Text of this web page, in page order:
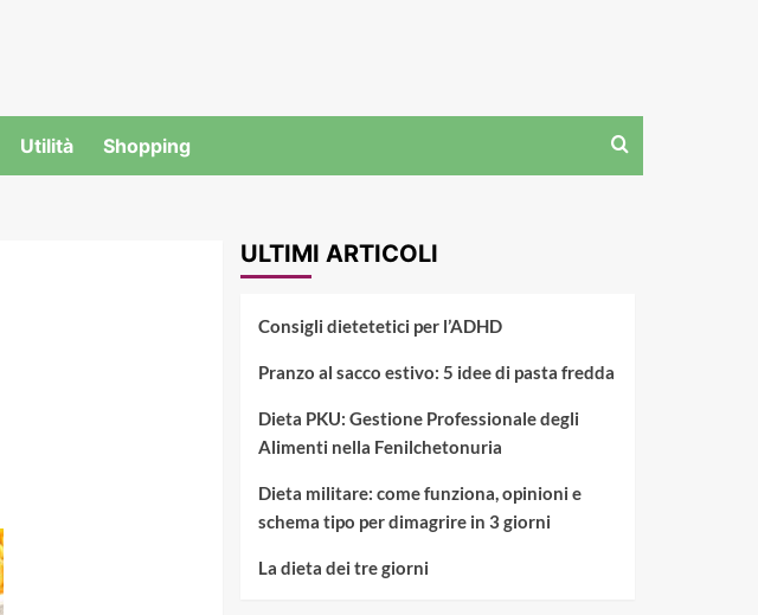
Utilità Shopping
ULTIMI ARTICOLI
Consigli dietetetici per l’ADHD
Pranzo al sacco estivo: 5 idee di pasta fredda
Dieta PKU: Gestione Professionale degli
Alimenti nella Fenilchetonuria
Dieta militare: come funziona, opinioni e
schema tipo per dimagrire in 3 giorni
La dieta dei tre giorni